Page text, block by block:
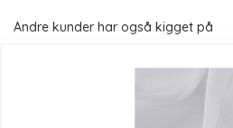
Andre kunder har også kigget på